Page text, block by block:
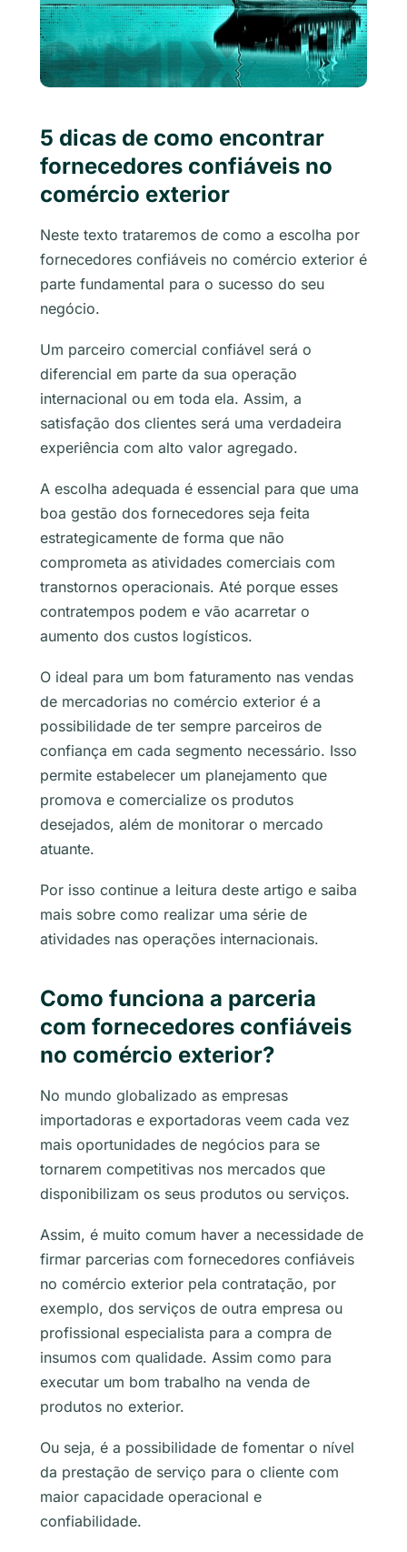
5 dicas de como encontrar
fornecedores confiáveis no
comércio exterior
Neste texto trataremos de como a escolha por
fornecedores confiáveis no comércio exterior é
parte fundamental para o sucesso do seu
negócio.
Um parceiro comercial confiável será o
diferencial em parte da sua operação
internacional ou em toda ela. Assim, a
satisfação dos clientes será uma verdadeira
experiência com alto valor agregado.
A escolha adequada é essencial para que uma
boa gestão dos fornecedores seja feita
estrategicamente de forma que não
comprometa as atividades comerciais com
transtornos operacionais. Até porque esses
contratempos podem e vão acarretar o
aumento dos custos logísticos.
O ideal para um bom faturamento nas vendas
de mercadorias no comércio exterior é a
possibilidade de ter sempre parceiros de
confiança em cada segmento necessário. Isso
permite estabelecer um planejamento que
promova e comercialize os produtos
desejados, além de monitorar o mercado
atuante.
Por isso continue a leitura deste artigo e saiba
mais sobre como realizar uma série de
atividades nas operações internacionais.
Como funciona a parceria
com fornecedores confiáveis
no comércio exterior?
No mundo globalizado as empresas
importadoras e exportadoras veem cada vez
mais oportunidades de negócios para se
tornarem competitivas nos mercados que
disponibilizam os seus produtos ou serviços.
Assim, é muito comum haver a necessidade de
firmar parcerias com fornecedores confiáveis
no comércio exterior pela contratação, por
exemplo, dos serviços de outra empresa ou
profissional especialista para a compra de
insumos com qualidade. Assim como para
executar um bom trabalho na venda de
produtos no exterior.
Ou seja, é a possibilidade de fomentar o nível
da prestação de serviço para o cliente com
maior capacidade operacional e
confiabilidade.